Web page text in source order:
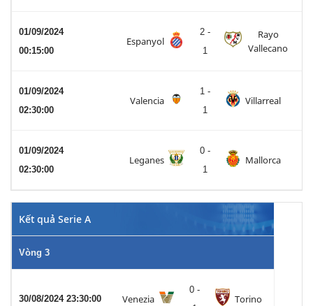
01/09/2024
00:15:00
Espanyol
2 -
1
Rayo
Vallecano
01/09/2024
02:30:00
Valencia
1 -
1
Villarreal
01/09/2024
02:30:00
Leganes
0 -
1
Mallorca
Kết quả Serie A
Vòng 3
30/08/2024 23:30:00 Venezia
0 -
Torino